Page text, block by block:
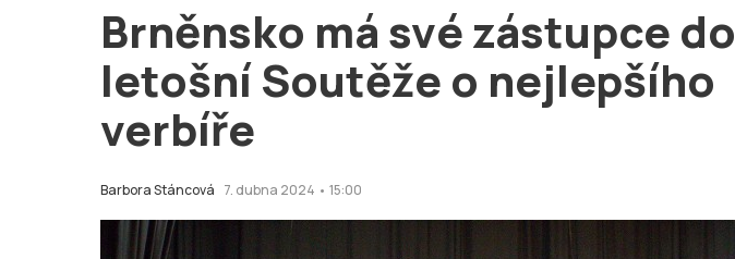
Brněnsko má své zástupce do
letošní Soutěže o nejlepšího
verbíře
Barbora Stáncová 7. dubna 2024 • 15:00